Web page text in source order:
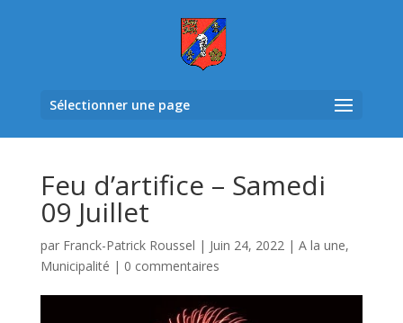
Sélectionner une page
Feu d’artifice – Samedi
09 Juillet
par Franck-Patrick Roussel | Juin 24, 2022| A la une,
Municipalité | 0 commentaires